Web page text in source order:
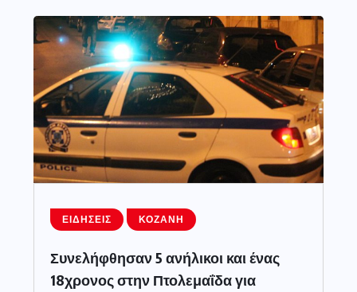
ΕΙΔΉΣΕΙΣ ΚΟΖΆΝΗ
Συνελήφθησαν 5 ανήλικοι και ένας
18χρονος στην Πτολεμαΐδα για